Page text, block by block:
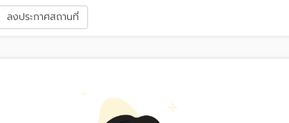
ลงประกาศสถานที่